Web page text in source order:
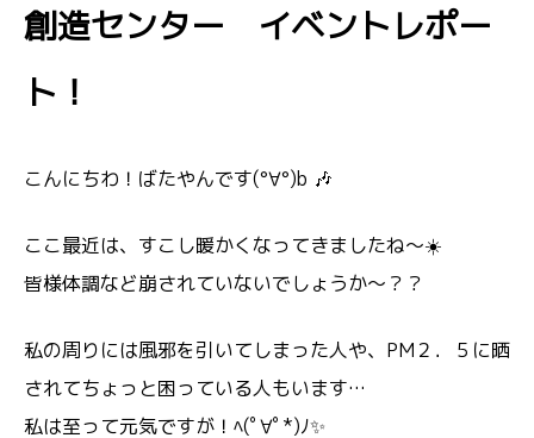
創造センター イベントレポー
ト！
こんにちわ！ばたやんです(°∀°)b 🎶
ここ最近は、すこし暖かくなってきましたね～☀️
皆様体調など崩されていないでしょうか～？？
私の周りには風邪を引いてしまった人や、PM２．５に晒
されてちょっと困っている人もいます…
私は至って元気ですが！ﾍ(ﾟ∀ﾟ*)ﾉ✨